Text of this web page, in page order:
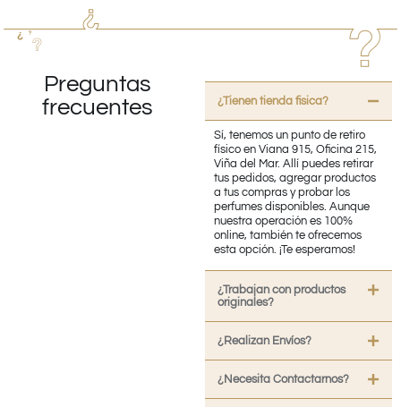
Preguntas
frecuentes
¿Tienen tienda fisica?
Sí, tenemos un punto de retiro
físico en Viana 915, Oficina 215,
Viña del Mar. Allí puedes retirar
tus pedidos, agregar productos
a tus compras y probar los
perfumes disponibles. Aunque
nuestra operación es 100%
online, también te ofrecemos
esta opción. ¡Te esperamos!
¿Trabajan con productos
originales?
¿Realizan Envíos?
¿Necesita Contactarnos?